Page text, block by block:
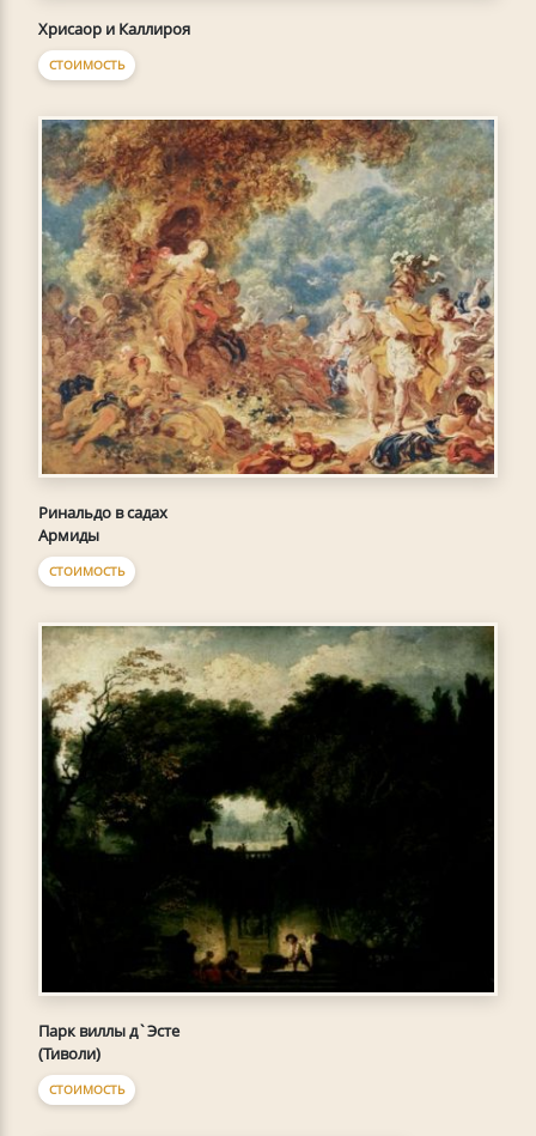
Хрисаор и Каллироя
СТОИМОСТЬ
Ринальдо в садах
Армиды
СТОИМОСТЬ
Парк виллы д`Эсте
(Тиволи)
СТОИМОСТЬ